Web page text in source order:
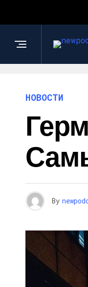
НОВОСТИ
By